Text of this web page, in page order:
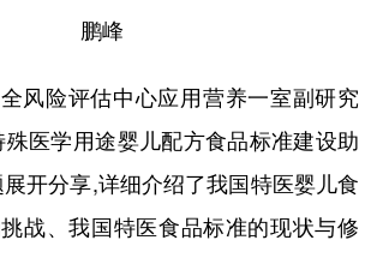
鹏峰
风险评估中心应用营养一室副研究
殊医学用途婴儿配方食品标准建设助
展开分享,详细介绍了我国特医婴儿食
战、我国特医食品标准的现状与修